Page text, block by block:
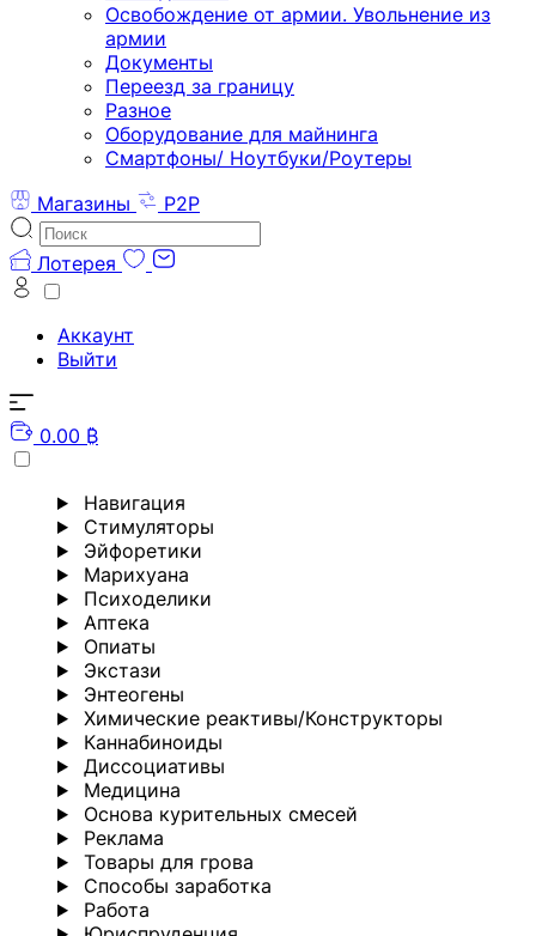
Освобождение от армии. Увольнение из
армии
Документы
Переезд за границу
Разное
Оборудование для майнинга
Смартфоны/ Ноутбуки/Роутеры
Магазины
P2P
Лотерея
Аккаунт
Выйти
0.00 ₿
Навигация
Стимуляторы
Эйфоретики
Марихуана
Психоделики
Аптека
Опиаты
Экстази
Энтеогены
Химические реактивы/Конструкторы
Каннабиноиды
Диссоциативы
Медицина
Основа курительных смесей
Реклама
Товары для грова
Способы заработка
Работа